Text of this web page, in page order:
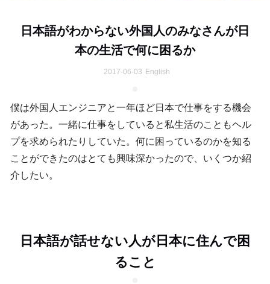
日本語がわからない外国人のみなさんが日
本の生活で何に困るか
2017-06-03 English
僕は外国人エンジニアと一年ほど日本で仕事をする機会
があった。一緒に仕事をしていると私生活のこともヘル
プを求められたりしていた。何に困っているのかを知る
ことができたのはとても興味深かったので、いくつか紹
介したい。
日本語が話せない人が日本に住んで困
ること